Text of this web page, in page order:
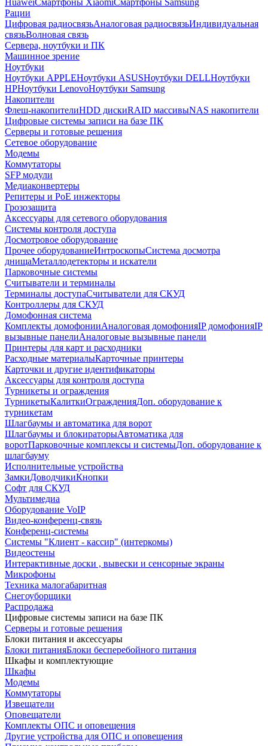
HuaweiСмартфоны XiaomiСмартфоны Samsung
Рации
Цифровая радиосвязьАналоговая радиосвязьИндивидуальная
связьВолновая связь
Сервера, ноутбуки и ПК
Машинное зрение
Ноутбуки
Ноутбуки APPLEНоутбуки ASUSНоутбуки DELLНоутбуки
HPНоутбуки LenovoНоутбуки Samsung
Накопители
Флеш-накопителиHDD дискиRAID массивыNAS накопители
Цифровые системы записи на базе ПК
Серверы и готовые решения
Сетевое оборудование
Модемы
Коммутаторы
SFP модули
Медиаконвертеры
Репитеры и PoE инжекторы
Грозозащита
Аксессуары для сетевого оборудования
Системы контроля доступа
Досмотровое оборудование
Прочее оборудованиеИнтроскопыСистема досмотра
днищаМеталлодетекторы и искатели
Парковочные системы
Считыватели и терминалы
Терминалы доступаСчитыватели для СКУД
Контроллеры для СКУД
Домофонная система
Комплекты домофонииАналоговая домофонияIP домофонияIP
вызывные панелиАналоговые вызывные панели
Принтеры для карт и расходники
Расходные материалыКарточные принтеры
Карточки и другие идентификаторы
Аксессуары для контроля доступа
Турникеты и ограждения
ТурникетыКалиткиОгражденияДоп. оборудование к
турникетам
Шлагбаумы и автоматика для ворот
Шлагбаумы и блокираторыАвтоматика для
воротПарковочные комплексы и системыДоп. оборудование к
шлагбауму
Исполнительные устройства
ЗамкиДоводчикиКнопки
Софт для СКУД
Мультимедиа
Оборудование VoIP
Видео-конференц-связь
Конференц-системы
Системы "Клиент - кассир" (интеркомы)
Видеостены
Интерактивные доски , вывески и сенсорные экраны
Микрофоны
Техника малогабаритная
Снегоуборщики
Распродажа
Цифровые системы записи на базе ПК
Серверы и готовые решения
Блоки питания и аксессуары
Блоки питанияБлоки бесперебойного питания
Шкафы и комплектующие
Шкафы
Модемы
Коммутаторы
Извещатели
Оповещатели
Комплекты ОПС и оповещения
Другие устройства для ОПС и оповещения